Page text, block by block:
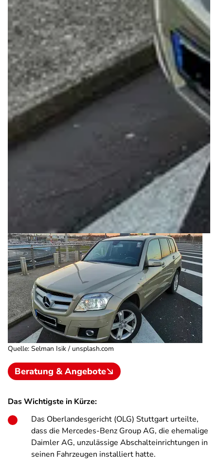
Quelle: Selman Isik / unsplash.com
Beratung & Angebote
Das Wichtigste in Kürze:
Das Oberlandesgericht (OLG) Stuttgart urteilte,
dass die Mercedes-Benz Group AG, die ehemalige
Daimler AG, unzulässige Abschalteinrichtungen in
seinen Fahrzeugen installiert hatte.